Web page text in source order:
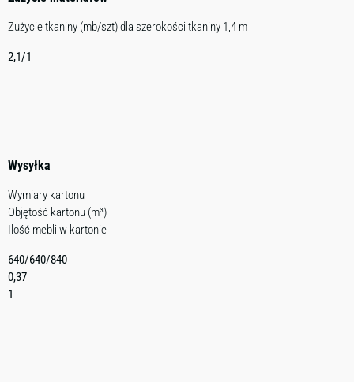
Zużycie tkaniny (mb/szt) dla szerokości tkaniny 1,4 m
2,1/1
Wysyłka
Wymiary kartonu
Objętość kartonu (m³)
Ilość mebli w kartonie
640/640/840
0,37
1